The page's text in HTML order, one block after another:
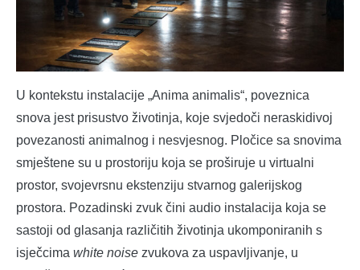
U kontekstu instalacije „Anima animalis“, poveznica
snova jest prisustvo životinja, koje svjedoči neraskidivoj
povezanosti animalnog i nesvjesnog. Pločice sa snovima
smještene su u prostoriju koja se proširuje u virtualni
prostor, svojevrsnu ekstenziju stvarnog galerijskog
prostora. Pozadinski zvuk čini audio instalacija koja se
sastoji od glasanja različitih životinja ukomponiranih s
isječcima white noise zvukova za uspavljivanje, u